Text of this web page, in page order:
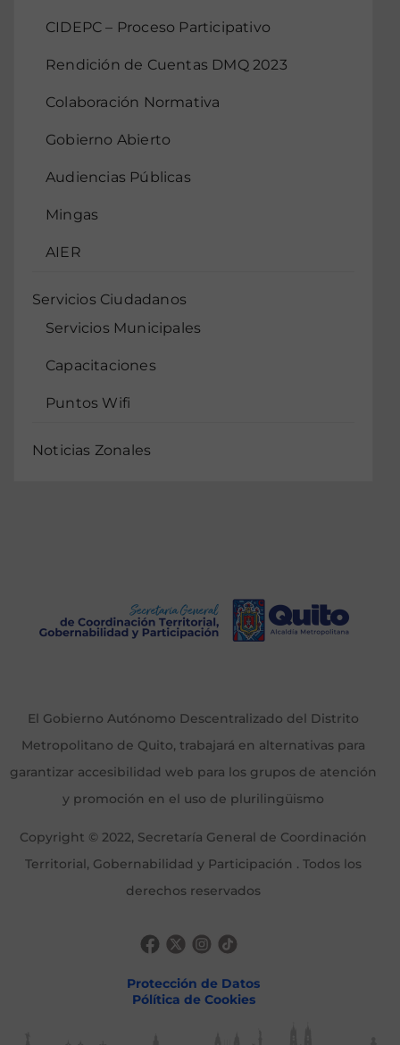
CIDEPC – Proceso Participativo
Rendición de Cuentas DMQ 2023
Colaboración Normativa
Gobierno Abierto
Audiencias Públicas
Mingas
AIER
Servicios Ciudadanos
Servicios Municipales
Capacitaciones
Puntos Wifi
Noticias Zonales
El Gobierno Autónomo Descentralizado del Distrito
Metropolitano de Quito, trabajará en alternativas para
garantizar accesibilidad web para los grupos de atención
y promoción en el uso de plurilingüismo
Copyright © 2022, Secretaría General de Coordinación
Territorial, Gobernabilidad y Participación . Todos los
derechos reservados
Protección de Datos
Pólítica de Cookies